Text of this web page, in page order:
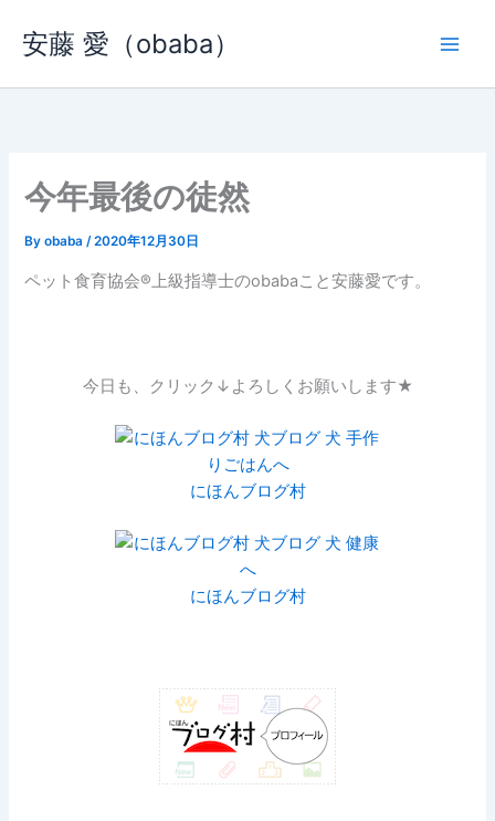
ス
安藤 愛（obaba）
今年最後の徒然
Byobaba/2020年12月30日
ペット食育協会®︎上級指導士のobabaこと安藤愛です。
今日も、クリック↓よろしくお願いします★
にほんブログ村
にほんブログ村